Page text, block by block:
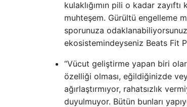
kulaklığımın pili o kadar
muhteşem. Gürültü engelleme
sporunuza
ekosistemindeyseniz Beats Fit
“Vücut geliştirme yapan biri
özelliği olması, eğildiğinizde
ağırlaştırmıyor, rahatsızlık
duyulmuyor. Bütün bunları